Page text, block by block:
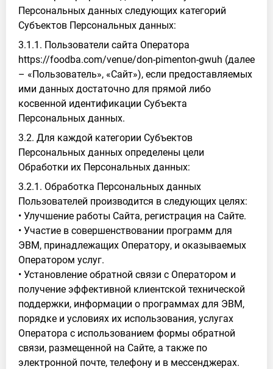
Персональных данных следующих категорий
Субъектов Персональных данных:
3.1.1. Пользователи сайта Оператора
https://foodba.com/venue/don-pimenton-gwuh (далее
– «Пользователь», «Сайт»), если предоставляемых
ими данных достаточно для прямой либо
косвенной идентификации Субъекта
Персональных данных.
3.2. Для каждой категории Субъектов
Персональных данных определены цели
Обработки их Персональных данных:
3.2.1. Обработка Персональных данных
Пользователей производится в следующих целях:
• Улучшение работы Сайта, регистрация на Сайте.
• Участие в совершенствовании программ для
ЭВМ, принадлежащих Оператору, и оказываемых
Оператором услуг.
• Установление обратной связи с Оператором и
получение эффективной клиентской технической
поддержки, информации о программах для ЭВМ,
порядке и условиях их использования, услугах
Оператора с использованием формы обратной
связи, размещенной на Сайте, а также по
электронной почте, телефону и в мессенджерах.